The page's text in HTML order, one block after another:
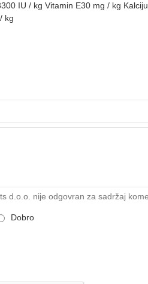
IU / kg Vitamin E30 mg / kg
kg
d.o.o. nije odgovran za sadržaj
Dobro